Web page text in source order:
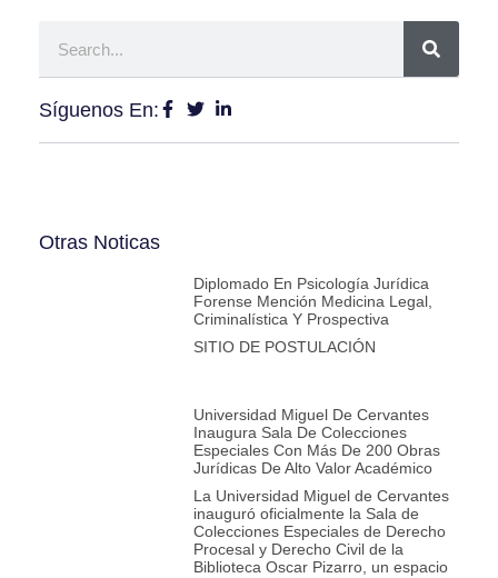
Síguenos En:
Otras Noticas
Diplomado En Psicología Jurídica
Forense Mención Medicina Legal,
Criminalística Y Prospectiva
SITIO DE POSTULACIÓN
Universidad Miguel De Cervantes
Inaugura Sala De Colecciones
Especiales Con Más De 200 Obras
Jurídicas De Alto Valor Académico
La Universidad Miguel de Cervantes
inauguró oficialmente la Sala de
Colecciones Especiales de Derecho
Procesal y Derecho Civil de la
Biblioteca Oscar Pizarro, un espacio